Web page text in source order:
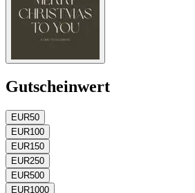
Gutscheinwert
EUR50
EUR100
EUR150
EUR250
EUR500
EUR1000